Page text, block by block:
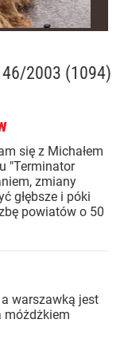
2003 (1094)
się z Michałem
"Terminator
zmiany
głębsze i póki
powiatów o 50
warszawką jest
móżdżkiem